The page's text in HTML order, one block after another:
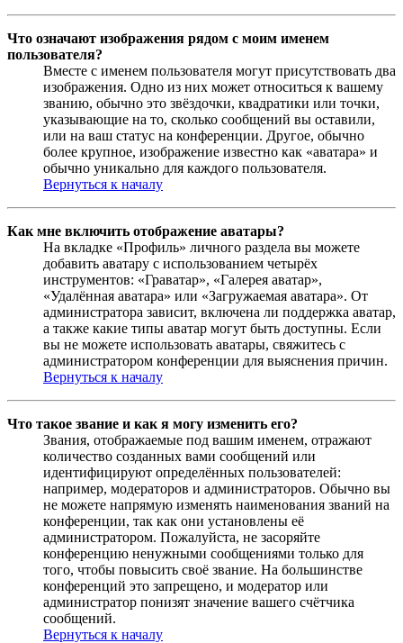
Что означают изображения рядом с моим именем
пользователя?
Вместе с именем пользователя могут присутствовать два
изображения. Одно из них может относиться к вашему
званию, обычно это звёздочки, квадратики или точки,
указывающие на то, сколько сообщений вы оставили,
или на ваш статус на конференции. Другое, обычно
более крупное, изображение известно как «аватара» и
обычно уникально для каждого пользователя.
Вернуться к началу
Как мне включить отображение аватары?
На вкладке «Профиль» личного раздела вы можете
добавить аватару с использованием четырёх
инструментов: «Граватар», «Галерея аватар»,
«Удалённая аватара» или «Загружаемая аватара». От
администратора зависит, включена ли поддержка аватар,
а также какие типы аватар могут быть доступны. Если
вы не можете использовать аватары, свяжитесь с
администратором конференции для выяснения причин.
Вернуться к началу
Что такое звание и как я могу изменить его?
Звания, отображаемые под вашим именем, отражают
количество созданных вами сообщений или
идентифицируют определённых пользователей:
например, модераторов и администраторов. Обычно вы
не можете напрямую изменять наименования званий на
конференции, так как они установлены её
администратором. Пожалуйста, не засоряйте
конференцию ненужными сообщениями только для
того, чтобы повысить своё звание. На большинстве
конференций это запрещено, и модератор или
администратор понизят значение вашего счётчика
сообщений.
Вернуться к началу